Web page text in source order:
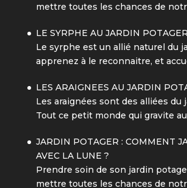
mettre toutes les chances de
LE SYRPHE AU JARDIN
Le syrphe est un allié naturel du
apprenez à le reconnaitre, et
LES ARAIGNEES AU JARDIN
Les araignées sont des alliées du
Tout ce petit monde qui gravite
JARDIN POTAGER : COMMENT
AVEC LA LUNE ?
Prendre soin de son jardin
mettre toutes les chances de